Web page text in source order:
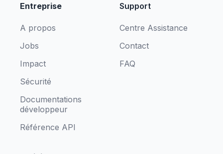
Entreprise
A propos
Jobs
Impact
Sécurité
Documentations
développeur
Référence API
Support
Centre Assistance
Contact
FAQ